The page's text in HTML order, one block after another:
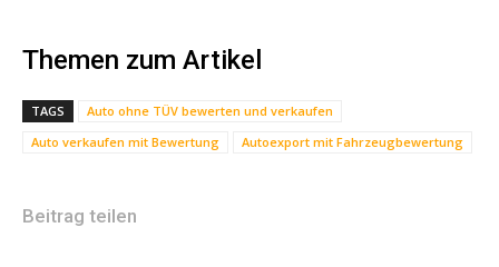
Themen zum Artikel
TAGS
Auto ohne TÜV bewerten und verkaufen
Auto verkaufen mit Bewertung
Autoexport mit Fahrzeugbewertung
Beitrag teilen